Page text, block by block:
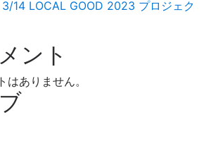
3/14 LOCAL GOOD 2023 プロジェク
ント
ありません。